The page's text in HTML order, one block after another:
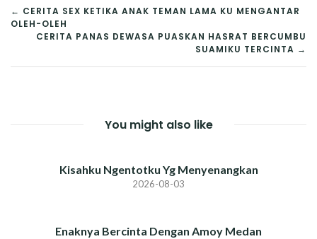
POST
NAVIGATION
← CERITA SEX KETIKA ANAK TEMAN LAMA KU MENGANTAR
OLEH-OLEH
CERITA PANAS DEWASA PUASKAN HASRAT BERCUMBU
SUAMIKU TERCINTA →
You might also like
Kisahku Ngentotku Yg Menyenangkan
2026-08-03
Enaknya Bercinta Dengan Amoy Medan